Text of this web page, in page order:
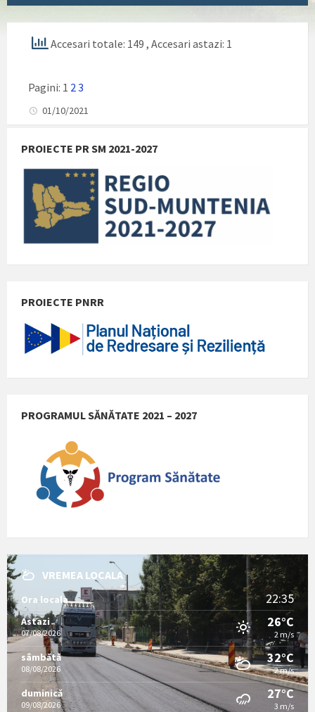
Accesari totale: 149 , Accesari astazi: 1
Pagini: 1 2 3
01/10/2021
PROIECTE PR SM 2021-2027
PROIECTE PNRR
PROGRAMUL SĂNĂTATE 2021 – 2027
VREMEA LOCALA
Ora locala 22:35
Astazi
07/08/2026
26°C
2 m/s
sâmbătă
08/08/2026
32°C
2 m/s
duminică
09/08/2026
27°C
3 m/s